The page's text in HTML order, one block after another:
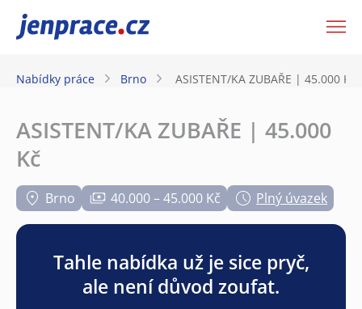
JenPráce.cz
Nabídky práce Brno ASISTENT/KA ZUBAŘE | 45.000 Kč
ASISTENT/KA ZUBAŘE | 45.000
Kč
Brno 40.000 – 45.000 Kč Plný úvazek
Tahle nabídka už je sice pryč,
ale není důvod zoufat.